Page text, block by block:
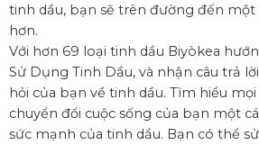
tinh dầu, bạn sẽ trên đường đến
hơn.
Với hơn 69 loại tinh dầu Biyòkea
Sử Dụng Tinh Dầu, và nhận câu trả
hỏi của bạn về tinh dầu. Tìm hiểu
chuyển đổi cuộc sống của bạn một
sức mạnh của tinh dầu. Bạn có thể